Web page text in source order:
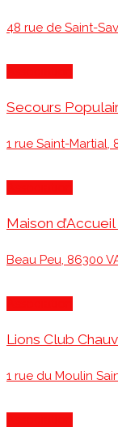
48 rue de Saint-
Secours
1 rue Saint-Martial,
Maison
Beau Peu, 86300
Lions Club
1 rue du Moulin